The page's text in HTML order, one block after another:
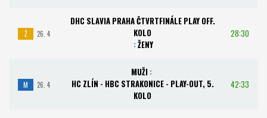
Ž 26. 4
DHC SLAVIA PRAHA ČTVRTFINÁLE PLAY OFF.
KOLO
: ŽENY
28:30
M 26. 4
MUŽI :
HC ZLÍN - HBC STRAKONICE - PLAY-OUT, 5.
KOLO
42:33